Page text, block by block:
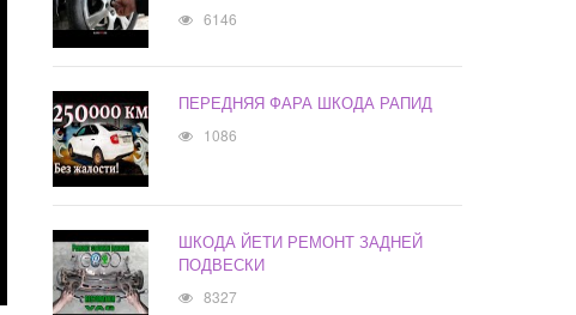
6146
ПЕРЕДНЯЯ ФАРА ШКОДА РАПИД
1086
ШКОДА ЙЕТИ РЕМОНТ ЗАДНЕЙ
ПОДВЕСКИ
8327